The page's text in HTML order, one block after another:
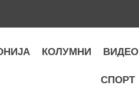
КОЛУМНИ ВИДЕО
СПОРТ